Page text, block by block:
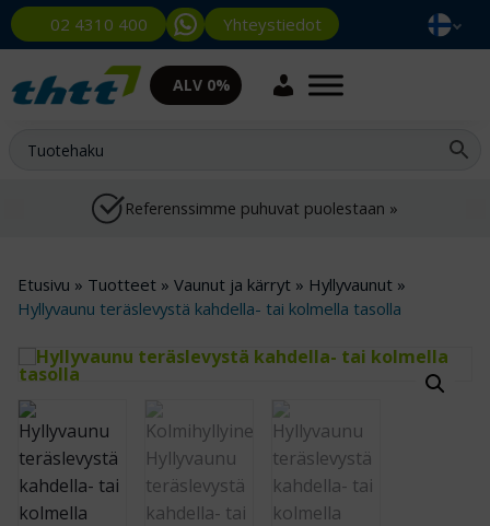
02 4310 400 Yhteystiedot
ALV 0%
Referenssimme puhuvat puolestaan »
Etusivu » Tuotteet » Vaunut ja kärryt » Hyllyvaunut »
Hyllyvaunu teräslevystä kahdella- tai kolmella tasolla